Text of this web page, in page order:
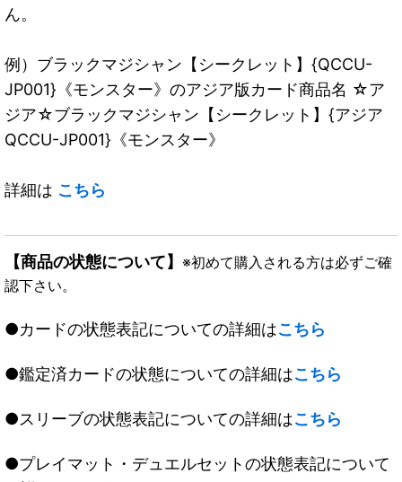
ん。
例）ブラックマジシャン【シークレット】{QCCU-
JP001}《モンスター》のアジア版カード商品名 ☆ア
ジア☆ブラックマジシャン【シークレット】{アジア
QCCU-JP001}《モンスター》
詳細は こちら
【商品の状態について】 ※初めて購入される方は必ずご確
認下さい。
●カードの状態表記についての詳細はこちら
●鑑定済カードの状態についての詳細はこちら
●スリーブの状態表記についての詳細はこちら
●プレイマット・デュエルセットの状態表記について